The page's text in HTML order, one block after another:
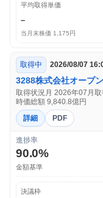
平均取得単価
–
当月末株価 1,175円
取得中 2026/08/07
3288株式会社オープ
取得状況月 2026年07月
時価総額 9,840.8億円
詳細
PDF
進捗率
90.0%
金額基準
決議枠